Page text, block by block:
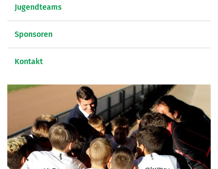
Jugendteams
Sponsoren
Kontakt